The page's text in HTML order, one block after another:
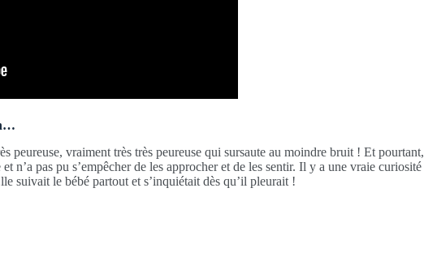
peureuse, vraiment très très peureuse qui sursaute au moindre bruit ! Et
n’a pas pu s’empêcher de les approcher et de les sentir. Il y a une vraie
suivait le bébé partout et s’inquiétait dès qu’il pleurait !